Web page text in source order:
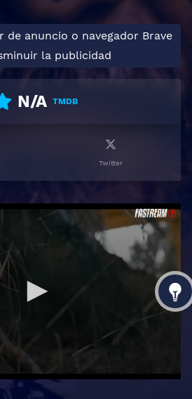
anuncio o navegador Brave
la publicidad
N/A TMDB
Twitter